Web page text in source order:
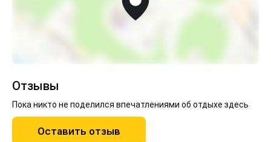
Отзывы
Пока никто не поделился впечатлениями об отдыхе здесь
Оставить отзыв